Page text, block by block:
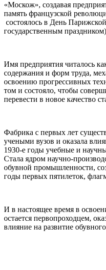
«Москож», создавая
память французской
состоялось в День
государственным
Имя предприятия читалось
содержания и форм труда,
освоению прогрессивных
том и состояло, чтобы
перевести в новое качество
Фабрика с первых лет
учеными вузов и оказала
1930-е годы учебные и
Стала ядром научно-
обувной промышленности,
годы первых пятилеток,
И в настоящее время в
остается первопроходцем,
влияние на развитие